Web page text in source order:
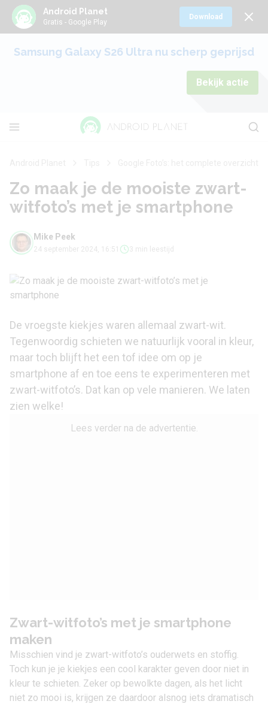
Android Planet
Gratis - Google Play
Download
Samsung Galaxy S26 Ultra nu scherp geprijsd
Bekijk actie
Zo maak je de mooiste zwart-
witfoto’s met je smartphone
Mike Peek
24 september 2024, 16:51 3 min leestijd
De vroegste kiekjes waren allemaal zwart-wit.
Tegenwoordig schieten we natuurlijk vooral in kleur,
maar toch blijft het een tof idee om op je
smartphone af en toe eens te experimenteren met
zwart-witfoto’s. Dat kan op vele manieren. We laten
zien welke!
Lees verder na de advertentie.
Zwart-witfoto’s met je smartphone
maken
Misschien vind je zwart-witfoto’s ouderwets en stoffig.
Toch kun je je kiekjes een cool karakter geven door niet in
kleur te schieten. Zeker op bewolkte dagen, als het licht
niet zo mooi is, krijgen ze daardoor alsnog iets dramatisch